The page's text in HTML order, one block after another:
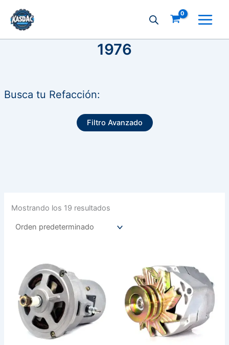
contenido
1976
Busca tu Refacción:
Filtro Avanzado
Mostrando los 19 resultados